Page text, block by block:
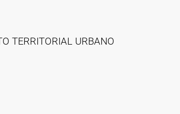
TERRITORIAL URBANO